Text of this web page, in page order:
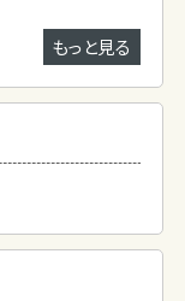
もっと見る